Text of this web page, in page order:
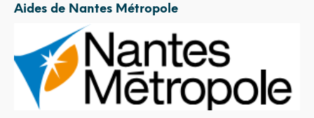
Aides de Nantes Métropole